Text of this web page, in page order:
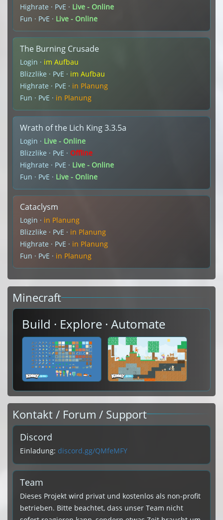
Highrate · PvE · Live - Online
Fun · PvE · Live - Online
The Burning Crusade
Login · im Aufbau
Blizzlike · PvE · im Aufbau
Highrate · PvE · in Planung
Fun · PvE · in Planung
Wrath of the Lich King 3.3.5a
Login · Live - Online
Blizzlike · PvE · Offline
Highrate · PvE · Live - Online
Fun · PvE · Live - Online
Cataclysm
Login · in Planung
Blizzlike · PvE · in Planung
Highrate · PvE · in Planung
Fun · PvE · in Planung
Minecraft
Build · Explore · Automate
Kontakt / Forum / Support
Discord
Einladung: discord.gg/QMfeMFY
Team
Dieses Projekt wird privat und kostenlos als non-profit
betrieben. Bitte beachtet, dass unser Team nicht